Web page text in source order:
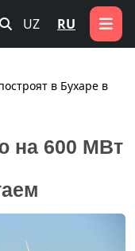
UZ RU
в Бухаре в
на 600 МВт